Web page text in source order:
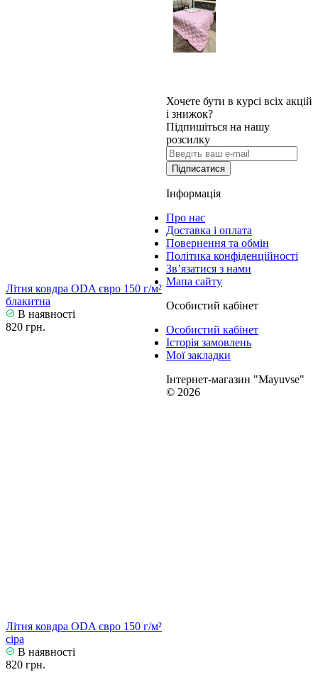
Літня ковдра ODA євро 150 г/м²
блакитна
В наявності
820 грн.
Літня ковдра ODA євро 150 г/м²
сіра
В наявності
820 грн.
Хочете бути в курсі всіх акцій
і знижок?
Підпишіться на нашу
розсилку
Підписатися
Інформація
Про нас
Доставка і оплата
Повернення та обмін
Політика конфіденційності
Зв’язатися з нами
Мапа сайту
Особистий кабінет
Особистий кабінет
Історія замовлень
Мої закладки
Інтернет-магазин "Mayuvse"
© 2026